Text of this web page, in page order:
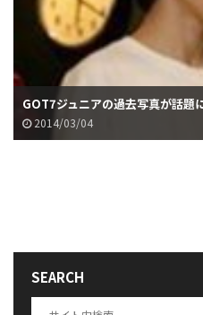
GOT7ジュニアの過去写真が話題
2014/03/04
SEARCH